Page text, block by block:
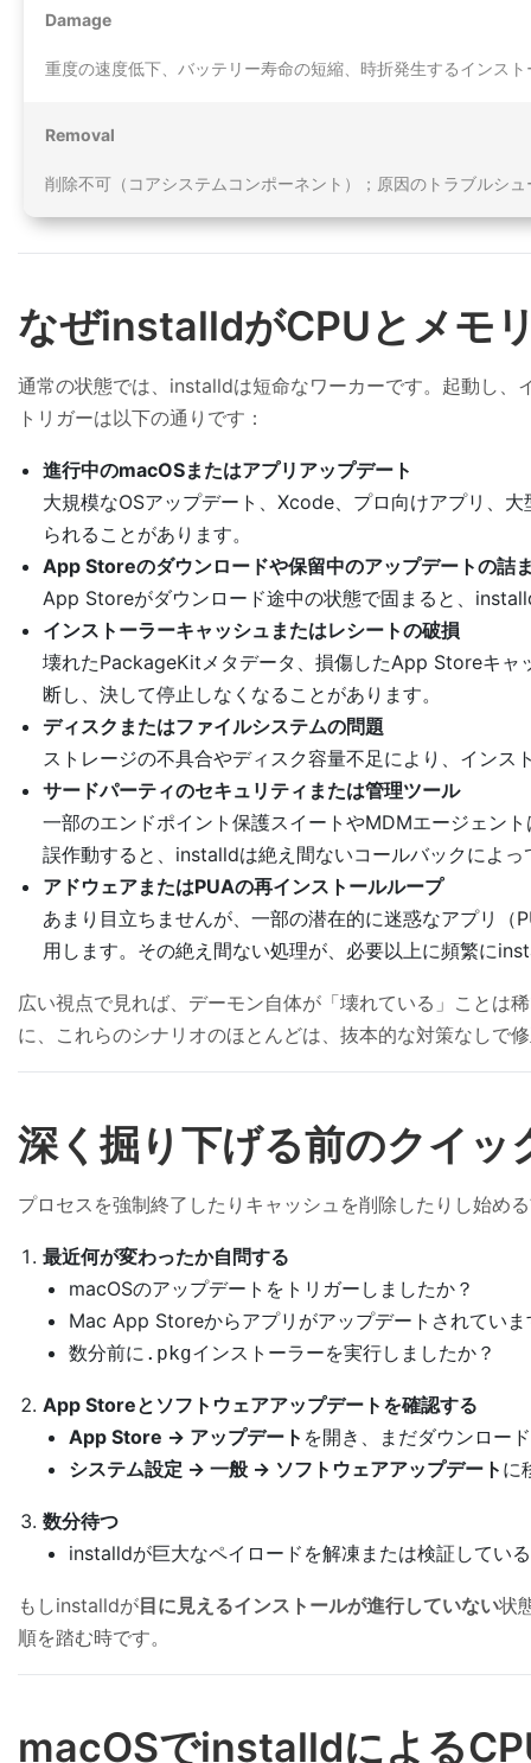
Damage
重度の速度低下、バッテリー寿命の短縮、時折発生するインス
Removal
削除不可（コアシステムコンポーネント）；原因のトラブルシ
なぜinstalldがCPUとメモ
通常の状態では、installdは短命なワーカーです。起動し、
トリガーは以下の通りです：
進行中のmacOSまたはアプリアップデート
大規模なOSアップデート、Xcode、プロ向けアプリ、
られることがあります。
App Storeのダウンロードや保留中のアップデートの詰
App Storeがダウンロード途中の状態で固まると、
インストーラーキャッシュまたはレシートの破損
壊れたPackageKitメタデータ、損傷したApp Storeキャ
断し、決して停止しなくなることがあります。
ディスクまたはファイルシステムの問題
ストレージの不具合やディスク容量不足により、イン
サードパーティのセキュリティまたは管理ツール
一部のエンドポイント保護スイートやMDMエージェン
誤作動すると、installdは絶え間ないコールバックによ
アドウェアまたはPUAの再インストールループ
あまり目立ちませんが、一部の潜在的に迷惑なアプリ
用します。その絶え間ない処理が、必要以上に頻繁に
広い視点で見れば、デーモン自体が「壊れている」ことは
に、これらのシナリオのほとんどは、抜本的な対策なしで
深く掘り下げる前のクイッ
プロセスを強制終了したりキャッシュを削除したりし始め
最近何が変わったか自問する
macOSのアップデートをトリガーしましたか？
Mac App Storeからアプリがアップデートされていま
数分前に .pkgインストーラーを実行しましたか？
App Storeとソフトウェアアップデートを確認する
App Store → アップデート を開き、まだダウンロー
システム設定 → 一般 → ソフトウェアアップデート に
数分待つ
installdが巨大なペイロードを解凍または検証してい
もしinstalldが目に見えるインストールが進行していない状
順を踏む時です。
macOSでinstalldによる